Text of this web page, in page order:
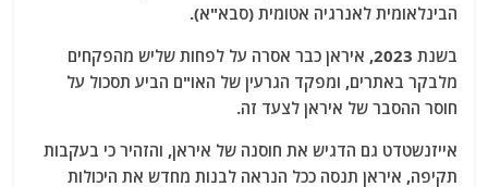
הבינלאומית לאנרגיה אטומית (סבא"א).
בשנת 2023, איראן כבר אסרה על לפחות שליש מהפקחים
מלבקר באתרים, ומפקד הגרעין של האו"ם הביע תסכול על
חוסר ההסבר של איראן לצעד זה.
אייזנשטדט גם הדגיש את חוסנה של איראן, והזהיר כי בעקבות
תקיפה, איראן תנסה ככל הנראה לבנות מחדש את היכולות